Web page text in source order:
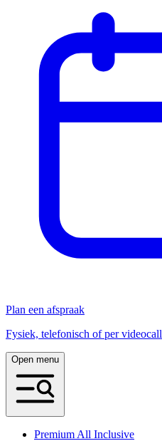
Plan een afspraak
Fysiek, telefonisch of per videocall
Open menu
Premium All Inclusive